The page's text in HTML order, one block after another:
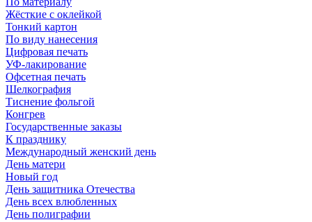
Жёсткие с оклейкой
Тонкий картон
По виду нанесения
Цифровая печать
УФ-лакирование
Офсетная печать
Шелкография
Тиснение фольгой
Конгрев
Государственные заказы
К празднику
Международный женский день
День матери
Новый год
День защитника Отечества
День всех влюбленных
День полиграфии